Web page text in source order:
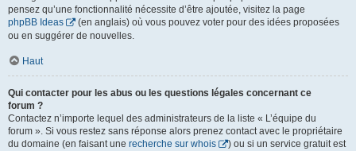
pensez qu’une fonctionnalité nécessite d’être ajoutée, visitez la page
phpBB Ideas
(en anglais) où vous pouvez voter pour des idées proposées
ou en suggérer de nouvelles.
Haut
Qui contacter pour les abus ou les questions légales concernant ce
forum ?
Contactez n’importe lequel des administrateurs de la liste « L’équipe du
forum ». Si vous restez sans réponse alors prenez contact avec le propriétaire
du domaine (en faisant une recherche sur whois
) ou si un service gratuit est